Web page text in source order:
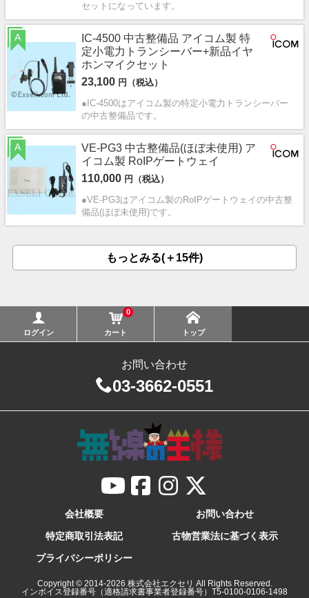
セットになっています。
IC-4500 中古整備品 アイコム製 特
定小電力トランシーバー+新品イヤ
ホンマイクセット
23,100 円（税込）
●IC-4500はアイコム製の特定小電力トランシーバー
の中古整備品です。
A
VE-PG3 中古整備品(ほぼ未使用) ア
イコム製 RoIPゲートウェイ
110,000 円（税込）
●VE-PG3はアイコム製のRoIPゲートウェイの中古整
備品(ほぼ未使用)です。
A
もっとみる(＋15件)
ログイン
0
カート トップ
お問い合わせ
03-3662-0551
会社概要
お問い合わせ
特定商取引法表記
古物営業法に基づく表示
プライバシーポリシー
Copyright © 2014-2026 株式会社エクセリ All Rights Reserved.
インボイス登録番号（適格請求書事業者登録番号）T5-0100-0106-1498